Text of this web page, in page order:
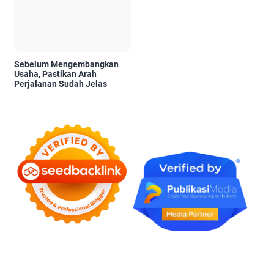
Sebelum Mengembangkan
Usaha, Pastikan Arah
Perjalanan Sudah Jelas